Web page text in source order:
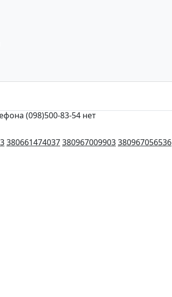
(098)500-83-54 нет
380661474037380967009903380967056536